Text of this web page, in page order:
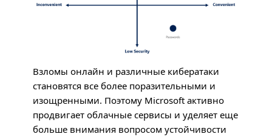
Взломы онлайн и различные кибератаки
становятся все более поразительными и
изощренными. Поэтому Microsoft активно
продвигает облачные сервисы и уделяет еще
больше внимания вопросом устойчивости